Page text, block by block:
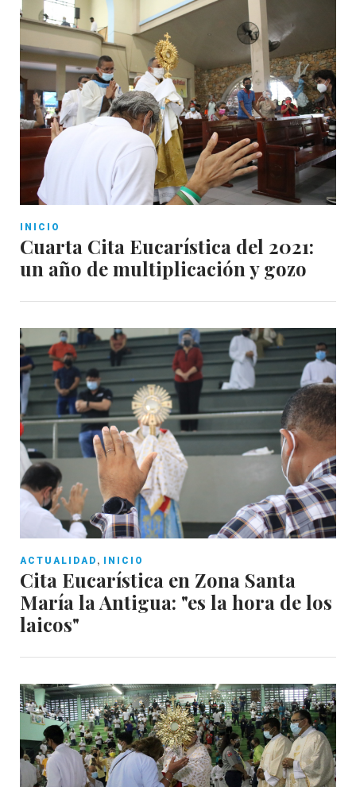
INICIO
Cuarta Cita Eucarística del 2021:
un año de multiplicación y gozo
ACTUALIDAD , INICIO
Cita Eucarística en Zona Santa
María la Antigua: "es la hora de los
laicos"